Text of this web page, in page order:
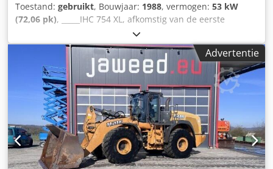
Toestand: gebruikt, Bouwjaar: 1988, vermogen: 53 kW
(72,06 pk), _____IHC 754 XL, afkomstig van de eerste
eigenaar, in uitstekende staat. Bedrijfstijden: ca. 8.600 uur.
Bouwjaar: 1988. Voorste hefinrichting. Voorste aftakas. 30
km/u versnellingsbak. Prijs: € 24.500,00 (exclusief BTW).
Dodpfx Aezdmutohaekr Locatie: null
Advertentie